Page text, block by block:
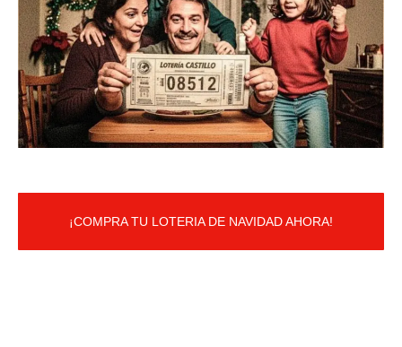
¡COMPRA TU LOTERIA DE NAVIDAD AHORA!